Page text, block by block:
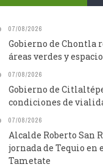
07/08/2026
Gobierno de Chontla
áreas verdes y
07/08/2026
Gobierno de
condiciones de
07/08/2026
Alcalde Roberto San
jornada de Tequio en
Tametate